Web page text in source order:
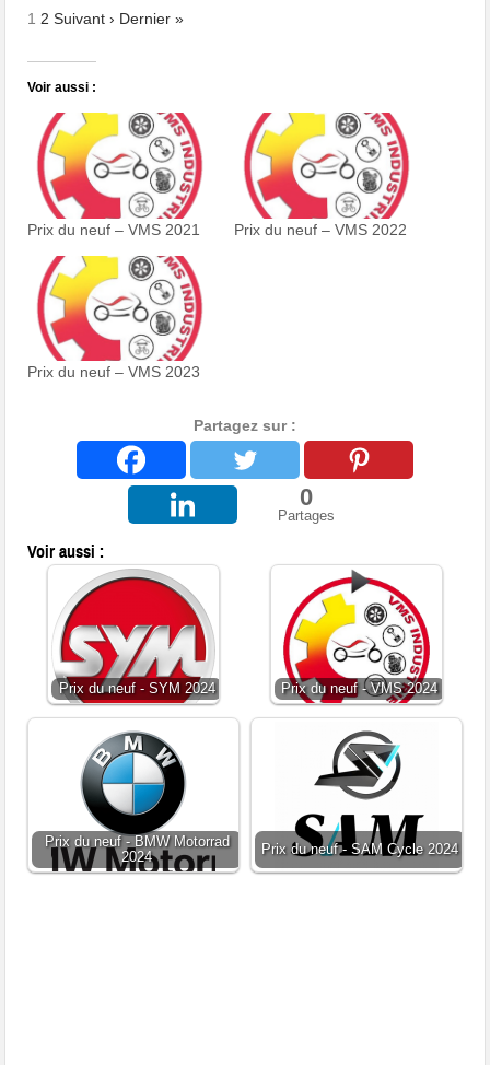
1 2 Suivant › Dernier »
Voir aussi :
Prix du neuf – VMS 2021 Prix du neuf – VMS 2022
Prix du neuf – VMS 2023
Partagez sur :
0
Partages
Voir aussi :
Prix du neuf - SYM 2024 Prix du neuf - VMS 2024
Prix du neuf - BMW Motorrad
2024
Prix du neuf - SAM Cycle 2024